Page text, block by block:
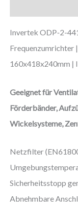
Invertek ODP-2-
Frequenzumrichter
160x418x240mm |
Geeignet für
Förderbänder,
Wickelsysteme,
Netzfilter
Sicherheitsstopp
Abnehmbare